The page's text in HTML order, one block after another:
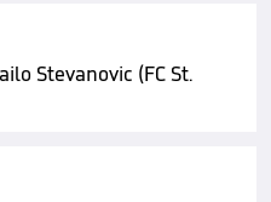
Stevanovic (FC St.